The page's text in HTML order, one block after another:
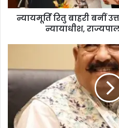
न्यायमूर्ति रितु बाहरी बनीं
न्यायाधीश,